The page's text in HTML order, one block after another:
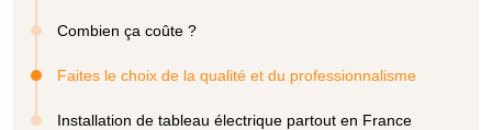
Combien ça coûte ?
Faites le choix de la qualité et du professionnalisme
Installation de tableau électrique partout en France